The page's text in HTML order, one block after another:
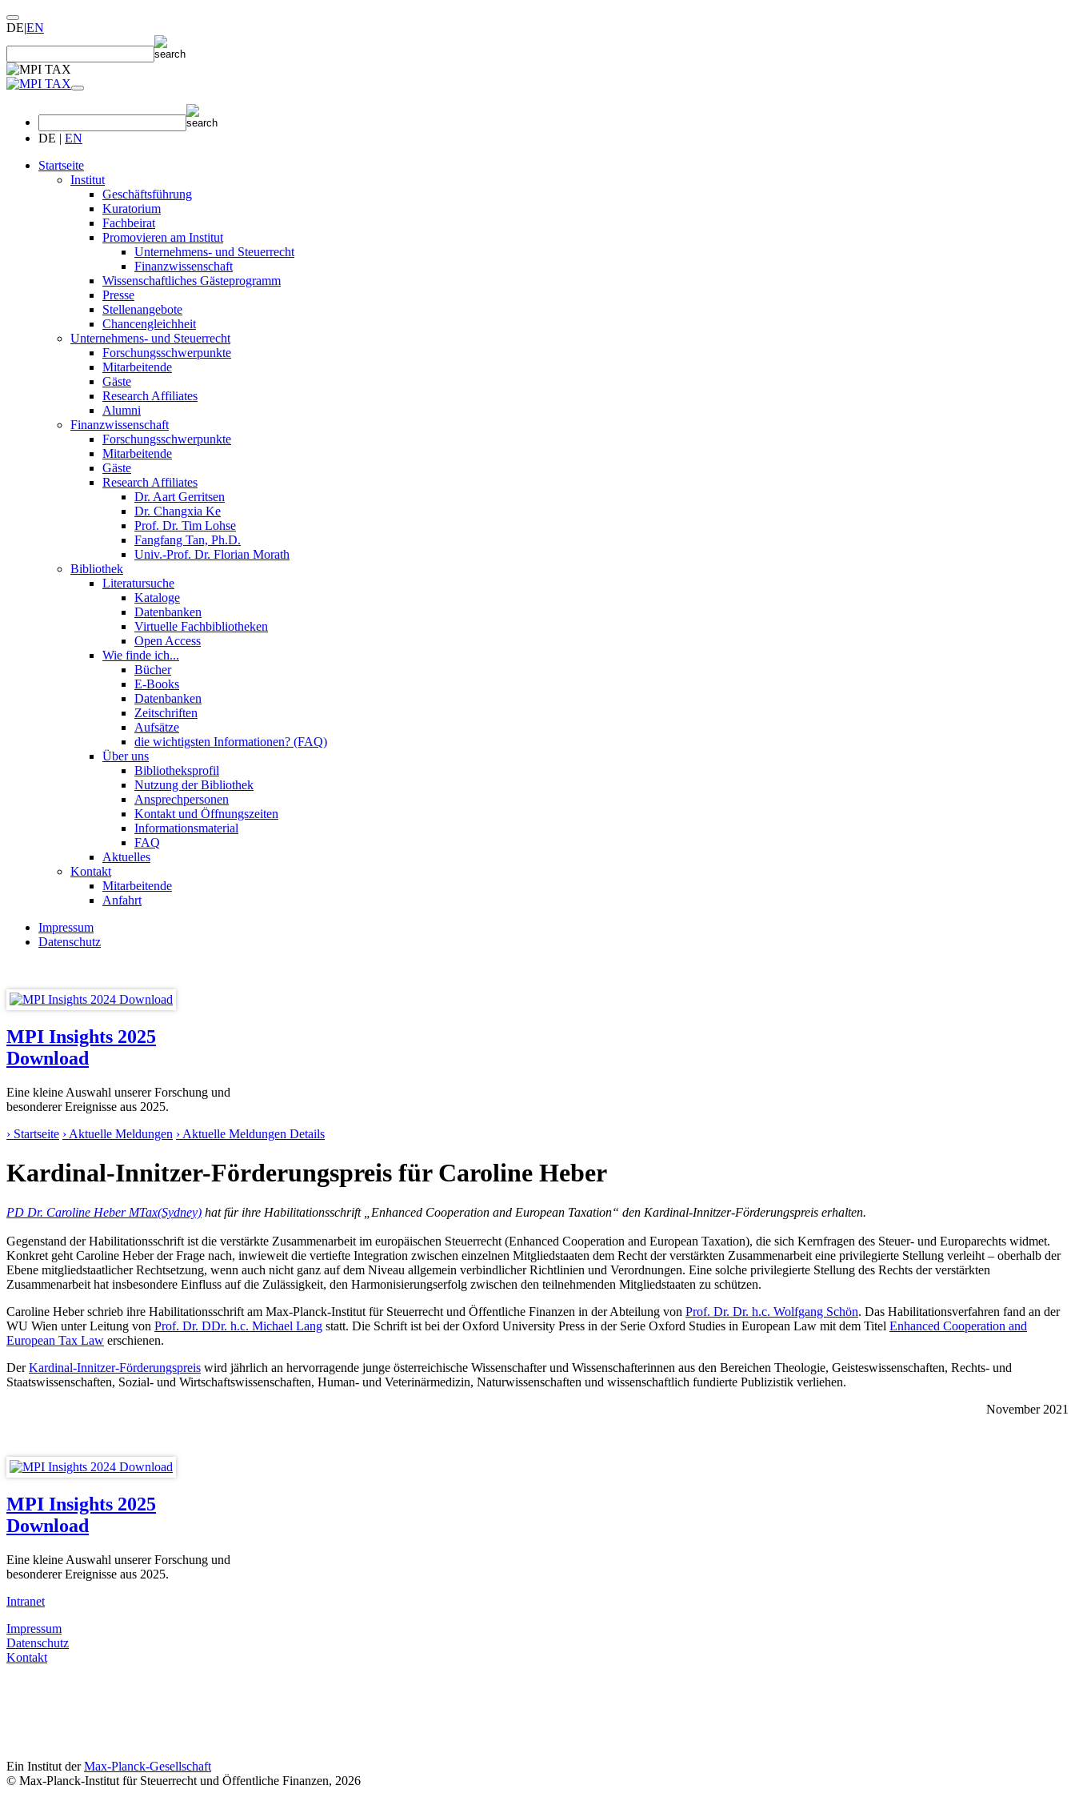
DE|EN
DE | EN
Startseite
Institut
Geschäftsführung
Kuratorium
Fachbeirat
Promovieren am Institut
Unternehmens- und Steuerrecht
Finanzwissenschaft
Wissenschaftliches Gästeprogramm
Presse
Stellenangebote
Chancengleichheit
Unternehmens- und Steuerrecht
Forschungsschwerpunkte
Mitarbeitende
Gäste
Research Affiliates
Alumni
Finanzwissenschaft
Forschungsschwerpunkte
Mitarbeitende
Gäste
Research Affiliates
Dr. Aart Gerritsen
Dr. Changxia Ke
Prof. Dr. Tim Lohse
Fangfang Tan, Ph.D.
Univ.-Prof. Dr. Florian Morath
Bibliothek
Literatursuche
Kataloge
Datenbanken
Virtuelle Fachbibliotheken
Open Access
Wie finde ich...
Bücher
E-Books
Datenbanken
Zeitschriften
Aufsätze
die wichtigsten Informationen? (FAQ)
Über uns
Bibliotheksprofil
Nutzung der Bibliothek
Ansprechpersonen
Kontakt und Öffnungszeiten
Informationsmaterial
FAQ
Aktuelles
Kontakt
Mitarbeitende
Anfahrt
Impressum
Datenschutz
MPI Insights 2025
Download
Eine kleine Auswahl unserer Forschung und
besonderer Ereignisse aus 2025.
› Startseite › Aktuelle Meldungen › Aktuelle Meldungen Details
Kardinal-Innitzer-Förderungspreis für Caroline Heber
PD Dr. Caroline Heber MTax(Sydney) hat für ihre Habilitationsschrift „Enhanced Cooperation and European Taxation“ den Kardinal-Innitzer-Förderungspreis erhalten.
Gegenstand der Habilitationsschrift ist die verstärkte Zusammenarbeit im europäischen Steuerrecht (Enhanced Cooperation and European Taxation), die sich Kernfragen des Steuer- und Europarechts widmet.
Konkret geht Caroline Heber der Frage nach, inwieweit die vertiefte Integration zwischen einzelnen Mitgliedstaaten dem Recht der verstärkten Zusammenarbeit eine privilegierte Stellung verleiht – oberhalb der
Ebene mitgliedstaatlicher Rechtsetzung, wenn auch nicht ganz auf dem Niveau allgemein verbindlicher Richtlinien und Verordnungen. Eine solche privilegierte Stellung des Rechts der verstärkten
Zusammenarbeit hat insbesondere Einfluss auf die Zulässigkeit, den Harmonisierungserfolg zwischen den teilnehmenden Mitgliedstaaten zu schützen.
Caroline Heber schrieb ihre Habilitationsschrift am Max-Planck-Institut für Steuerrecht und Öffentliche Finanzen in der Abteilung von Prof. Dr. Dr. h.c. Wolfgang Schön. Das Habilitationsverfahren fand an der
WU Wien unter Leitung von Prof. Dr. DDr. h.c. Michael Lang statt. Die Schrift ist bei der Oxford University Press in der Serie Oxford Studies in European Law mit dem Titel Enhanced Cooperation and
European Tax Law erschienen.
DerKardinal-Innitzer-Förderungspreis wird jährlich an hervorragende junge österreichische Wissenschafter und Wissenschafterinnen aus den Bereichen Theologie, Geisteswissenschaften, Rechts- und
Staatswissenschaften, Sozial- und Wirtschaftswissenschaften, Human- und Veterinärmedizin, Naturwissenschaften und wissenschaftlich fundierte Publizistik verliehen.
November 2021
MPI Insights 2025
Download
Eine kleine Auswahl unserer Forschung und
besonderer Ereignisse aus 2025.
Intranet
Impressum
Datenschutz
Kontakt
Ein Institut derMax-Planck-Gesellschaft
© Max-Planck-Institut für Steuerrecht und Öffentliche Finanzen, 2026